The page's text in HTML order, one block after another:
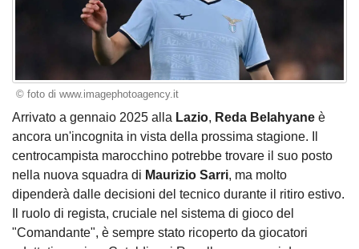
© foto di www.imagephotoagency.it
Arrivato a gennaio 2025 alla Lazio, Reda Belahyane è
ancora un'incognita in vista della prossima stagione. Il
centrocampista marocchino potrebbe trovare il suo posto
nella nuova squadra di Maurizio Sarri, ma molto
dipenderà dalle decisioni del tecnico durante il ritiro estivo.
Il ruolo di regista, cruciale nel sistema di gioco del
"Comandante", è sempre stato ricoperto da giocatori